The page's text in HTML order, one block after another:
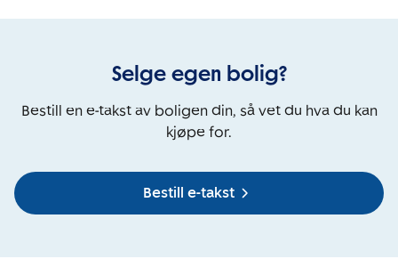
Selge egen bolig?
Bestill en e-takst av boligen din, så vet du hva du kan
kjøpe for.
Bestill e-takst